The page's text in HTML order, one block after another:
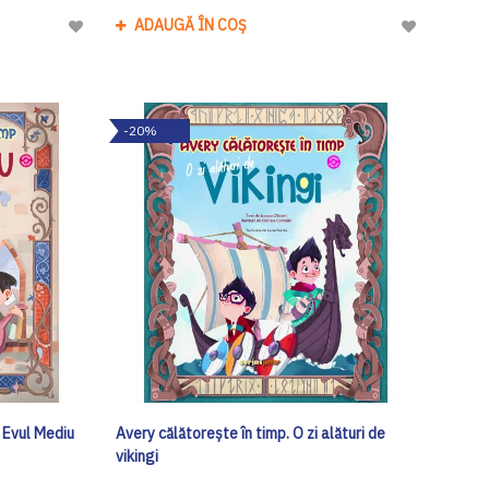
Adaugă
Dorinte
ADAUGĂ ÎN COȘ
Adaugă
Mediu
-20%
Avery călătorește în timp. O zi alături de
vikingi